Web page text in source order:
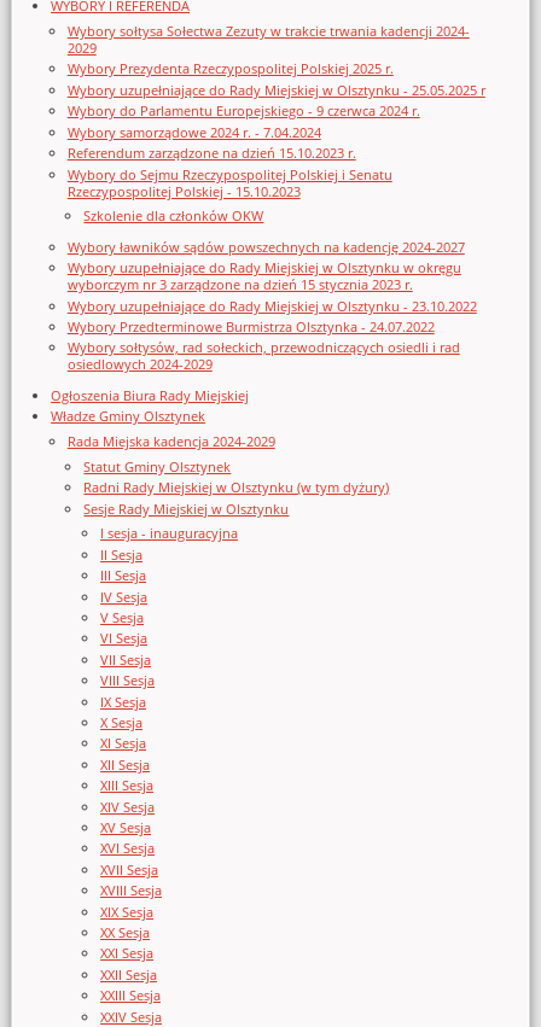
WYBORY I REFERENDA
Wybory sołtysa Sołectwa Zezuty w trakcie trwania kadencji 2024-
2029
Wybory Prezydenta Rzeczypospolitej Polskiej 2025 r.
Wybory uzupełniające do Rady Miejskiej w Olsztynku - 25.05.2025 r
Wybory do Parlamentu Europejskiego - 9 czerwca 2024 r.
Wybory samorządowe 2024 r. - 7.04.2024
Referendum zarządzone na dzień 15.10.2023 r.
Wybory do Sejmu Rzeczypospolitej Polskiej i Senatu
Rzeczypospolitej Polskiej - 15.10.2023
Szkolenie dla członków OKW
Wybory ławników sądów powszechnych na kadencję 2024-2027
Wybory uzupełniające do Rady Miejskiej w Olsztynku w okręgu
wyborczym nr 3 zarządzone na dzień 15 stycznia 2023 r.
Wybory uzupełniające do Rady Miejskiej w Olsztynku - 23.10.2022
Wybory Przedterminowe Burmistrza Olsztynka - 24.07.2022
Wybory sołtysów, rad sołeckich, przewodniczących osiedli i rad
osiedlowych 2024-2029
Ogłoszenia Biura Rady Miejskiej
Władze Gminy Olsztynek
Rada Miejska kadencja 2024-2029
Statut Gminy Olsztynek
Radni Rady Miejskiej w Olsztynku (w tym dyżury)
Sesje Rady Miejskiej w Olsztynku
I sesja - inauguracyjna
II Sesja
III Sesja
IV Sesja
V Sesja
VI Sesja
VII Sesja
VIII Sesja
IX Sesja
X Sesja
XI Sesja
XII Sesja
XIII Sesja
XIV Sesja
XV Sesja
XVI Sesja
XVII Sesja
XVIII Sesja
XIX Sesja
XX Sesja
XXI Sesja
XXII Sesja
XXIII Sesja
XXIV Sesja